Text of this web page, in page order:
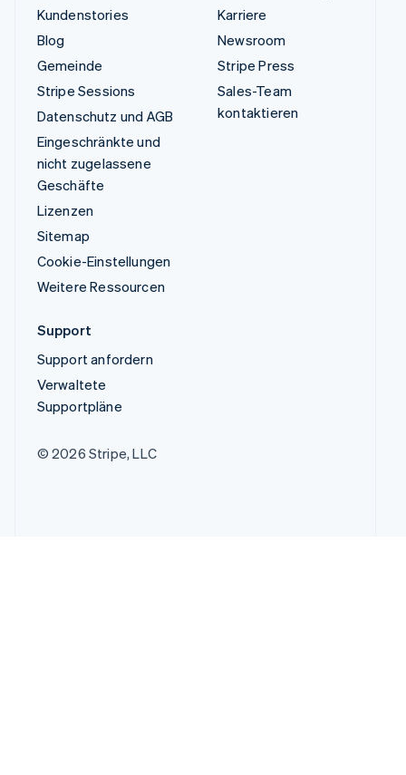
Kundenstories
Blog
Gemeinde
Stripe Sessions
Datenschutz und AGB
Eingeschränkte und
nicht zugelassene
Geschäfte
Lizenzen
Sitemap
Cookie-Einstellungen
Weitere Ressourcen
Karriere
Newsroom
Stripe Press
Sales-Team
kontaktieren
Support
Support anfordern
Verwaltete
Supportpläne
© 2026 Stripe, LLC